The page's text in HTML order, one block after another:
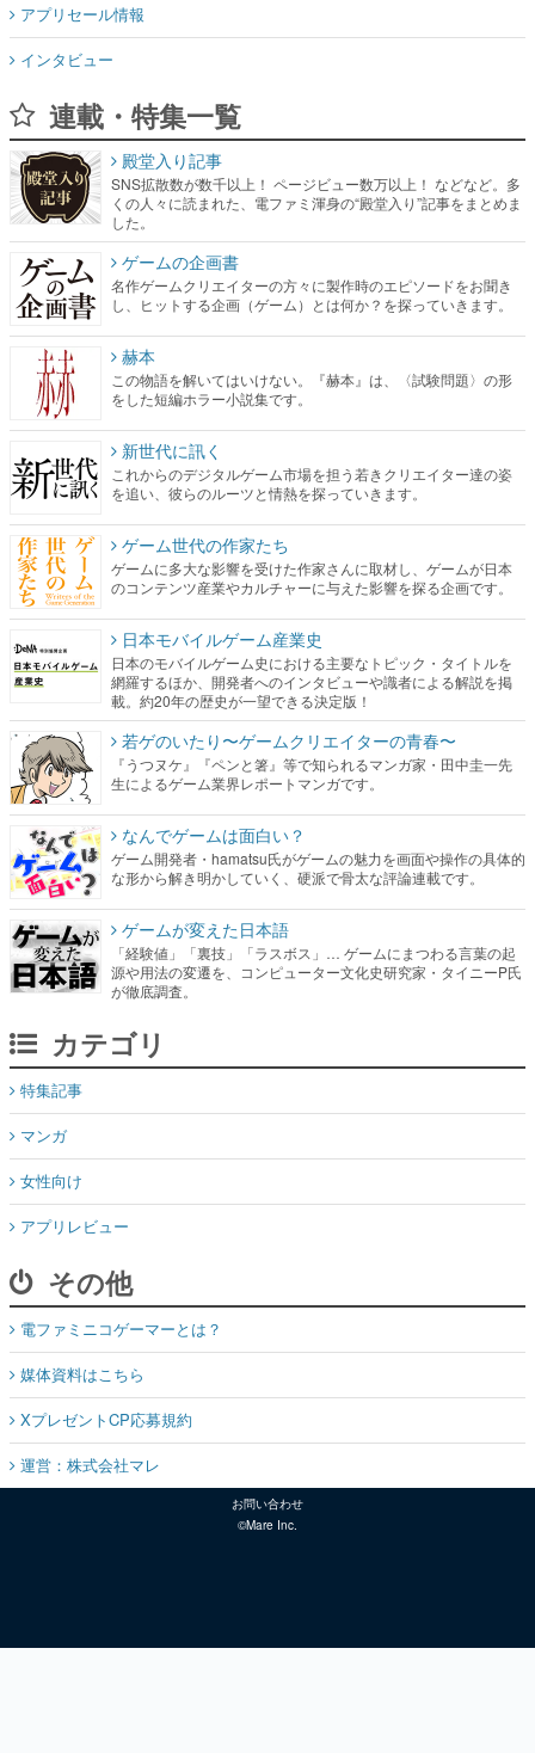
アプリセール情報
インタビュー
連載・特集一覧
殿堂入り記事
SNS拡散数が数千以上！ ページビュー数万以上！ などなど。多
くの人々に読まれた、電ファミ渾身の“殿堂入り”記事をまとめま
した。
ゲームの企画書
名作ゲームクリエイターの方々に製作時のエピソードをお聞き
し、ヒットする企画（ゲーム）とは何か？を探っていきます。
赫本
この物語を解いてはいけない。『赫本』は、〈試験問題〉の形
をした短編ホラー小説集です。
新世代に訊く
これからのデジタルゲーム市場を担う若きクリエイター達の姿
を追い、彼らのルーツと情熱を探っていきます。
ゲーム世代の作家たち
ゲームに多大な影響を受けた作家さんに取材し、ゲームが日本
のコンテンツ産業やカルチャーに与えた影響を探る企画です。
日本モバイルゲーム産業史
日本のモバイルゲーム史における主要なトピック・タイトルを
網羅するほか、開発者へのインタビューや識者による解説を掲
載。約20年の歴史が一望できる決定版！
若ゲのいたり〜ゲームクリエイターの青春〜
『うつヌケ』『ペンと箸』等で知られるマンガ家・田中圭一先
生によるゲーム業界レポートマンガです。
なんでゲームは面白い？
ゲーム開発者・hamatsu氏がゲームの魅力を画面や操作の具体的
な形から解き明かしていく、硬派で骨太な評論連載です。
ゲームが変えた日本語
「経験値」「裏技」「ラスボス」… ゲームにまつわる言葉の起
源や用法の変遷を、コンピューター文化史研究家・タイニーP氏
が徹底調査。
カテゴリ
特集記事
マンガ
女性向け
アプリレビュー
その他
電ファミニコゲーマーとは？
媒体資料はこちら
XプレゼントCP応募規約
運営：株式会社マレ
お問い合わせ
©Mare Inc.